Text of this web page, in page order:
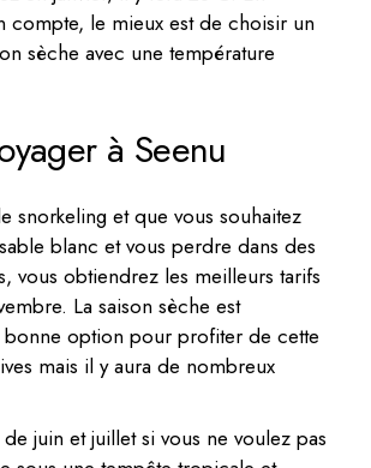
compte, le mieux est de choisir un
sèche avec une température
à Seenu
snorkeling et que vous souhaitez
blanc et vous perdre dans des
vous obtiendrez les meilleurs tarifs
La saison sèche est
bonne option pour profiter de cette
mais il y aura de nombreux
juin et juillet si vous ne voulez pas